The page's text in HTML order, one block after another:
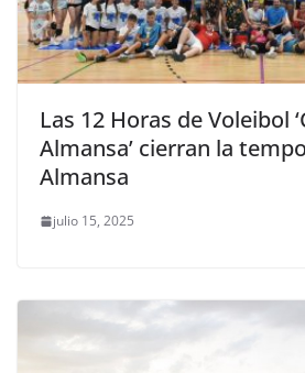
Las 12 Horas de Voleibol
Almansa’ cierran la
Almansa
julio 15, 2025